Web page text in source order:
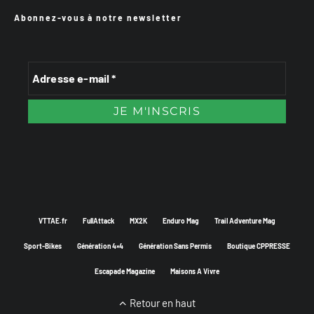
Abonnez-vous à notre newsletter
VTTAE.fr FullAttack MX2K Enduro Mag Trail Adventure Mag
Sport-Bikes Génération 4×4 Génération Sans Permis Boutique CPPRESSE
Escapade Magazine Maisons A Vivre
Retour en haut